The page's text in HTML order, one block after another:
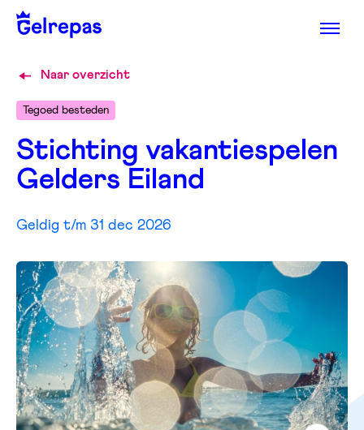
Naar overzicht
Tegoed besteden
Stichting vakantiespelen
Gelders Eiland
Geldig t/m 31 dec 2026